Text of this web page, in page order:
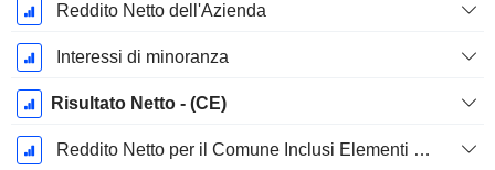
Reddito Netto dell'Azienda
Interessi di minoranza
Risultato Netto - (CE)
Reddito Netto per il Comune Inclusi Elementi Straordinari